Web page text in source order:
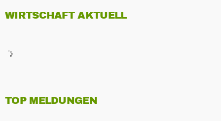
WIRTSCHAFT AKTUELL
TOP MELDUNGEN